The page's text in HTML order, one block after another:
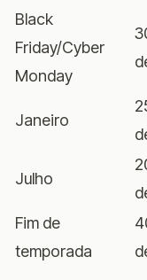
Black
Friday/Cyber
Monday
Janeiro
Julho
Fim de
temporada